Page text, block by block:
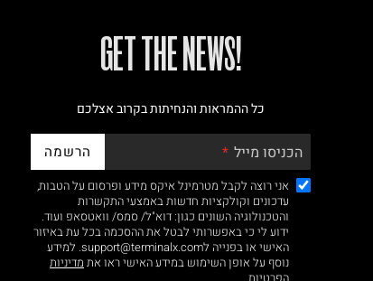
!GET THE NEWS
כל ההמראות והנחיתות בקרוב אצלכם
הכניסו מייל הרשמה
אני רוצה לקבל מטרמינל איקס מידע ופרסום על הטבות,
עדכונים וקולקציות חדשות באמצעי התקשרות
והטכנולוגיה השונים כגון: דוא"ל/ סמס/ וואטסאפ ועוד.
ידוע לי כי באפשרותי לבטל את ההסכמה בכל עת באיזור
האישי או בפנייה לsupport@terminalx.com. למידע
נוסף על אופן השימוש במידע האישי ראו את מדיניות
הפרטיות.